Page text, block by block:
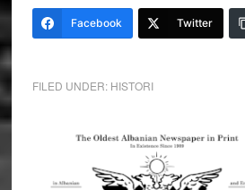
Facebook Twitter
FILED UNDER: HISTORI